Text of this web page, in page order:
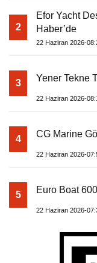
2
Efor Yacht
Haber’de
22 Haziran 2026-
3 Yener Tekne
22 Haziran 2026-
4 CG Marine
22 Haziran 2026-
5 Euro Boat
22 Haziran 2026-